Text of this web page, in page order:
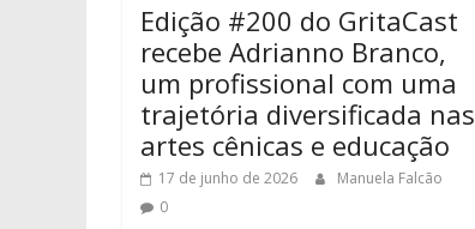
Edição #200 do GritaCast
recebe Adrianno Branco,
um profissional com uma
trajetória diversificada nas
artes cênicas e educação
17 de junho de 2026
Manuela Falcão
0